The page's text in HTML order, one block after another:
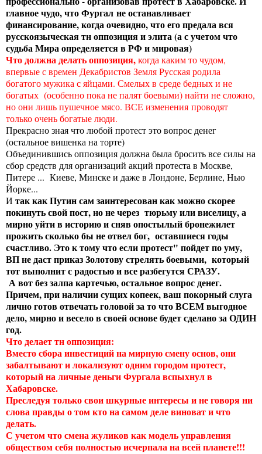
главное чудо, что Фургал не останавливает
финансирование, когда очевидно, что его предала вся
русскоязыческая тн оппозиция и элита (а с учетом что
судьба Мира определяется в РФ и мировая)
Что должна делать оппозиция,когда каким то чудом,
впервые с времен Декабристов Земля Русская родила
богатого мужика с яйцами. Смелых в среде бедных и не
богатых (особенно пока не палят боевыми) найти не сложно,
но они лишь пушечное мясо. ВСЕ изменения проводят
только очень богатые люди.
Прекрасно зная что любой протест это вопрос денег
(остальное вишенка на торте)
Объединившись оппозиция должна была бросить все силы на
сбор средств для организаций акций протеста в Москве,
Питере ... Киеве, Минске и даже в Лондоне, Берлине, Нью
Йорке...
И так как Путин сам заинтересован как можно скорее
покинуть свой пост, но не через тюрьму или виселицу, а
мирно уйти в историю и сняв опостылый бронежилет
прожить сколько бы не отвел бог, оставшиеся годы
счастливо. Это к тому что если протест" пойдет по уму,
ВП не даст приказ Золотову стрелять боевыми, который
тот выполнит с радостью и все разбегутся СРАЗУ.
А вот без залпа картечью, остальное вопрос денег.
Причем, при наличии сущих копеек, ваш покорный слуга
лично готов отвечать головой за то что ВСЕМ выгодное
дело, мирно и весело в своей основе будет сделано за ОДИН
год.
Что делает тн оппозиция:
Вместо сбора инвестиций на мирную смену основ, они
забалтывают и локализуют одним городом протест,
который на личные деньги Фургала вспыхнул в
Хабаровске.
Преследуя только свои шкурные интересы и не говоря ни
слова правды о том кто на самом деле виноват и что
делать.
С учетом что смена жуликов как модель управления
обществом себя полностью исчерпала на всей планете!!!